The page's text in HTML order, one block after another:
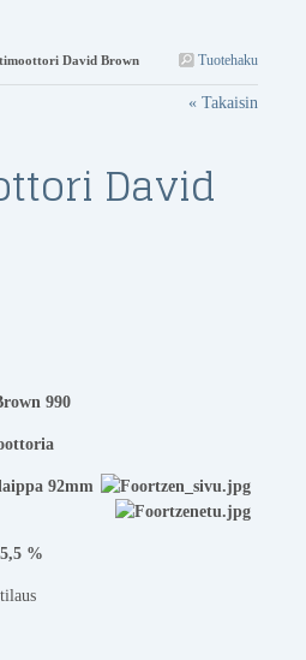
Tuotehaku
David Brown
« Takaisin
David
990
92mm
%